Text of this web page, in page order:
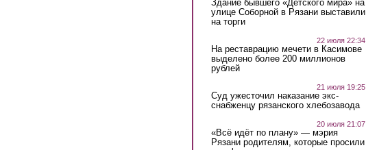
Здание бывшего «Детского мира» на
улице Соборной в Рязани выставили
на торги
22 июля 22:34
На реставрацию мечети в Касимове
выделено более 200 миллионов
рублей
21 июля 19:25
Суд ужесточил наказание экс-
снабженцу рязанского хлебозавода
20 июля 21:07
«Всё идёт по плану» — мэрия
Рязани родителям, которые просили